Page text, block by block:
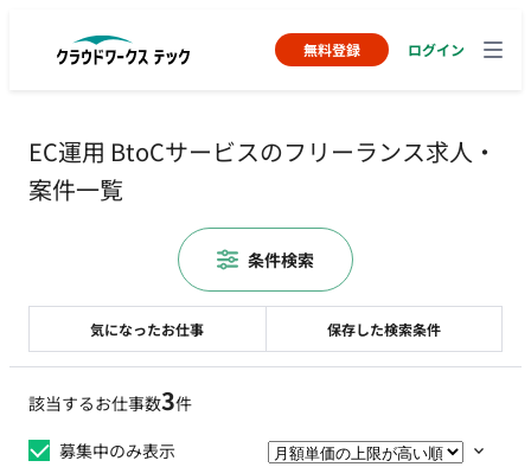
無料登録 ログイン
EC運用 BtoCサービスのフリーランス求人・
案件一覧
該当するお仕事数3件
募集中のみ表示
気になったお仕事 保存した検索条件
条件検索